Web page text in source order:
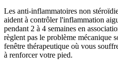
Les anti-inflammatoires non
aident à contrôler l'inflammation
pendant 2 à 4 semaines en
règlent pas le problème mécanique
fenêtre thérapeutique où vous
à renforcer votre pied.